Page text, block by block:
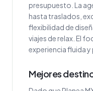
presupuesto. La
hasta traslados,
flexibilidad de
viajes de relax. El
experiencia fluida
Mejores